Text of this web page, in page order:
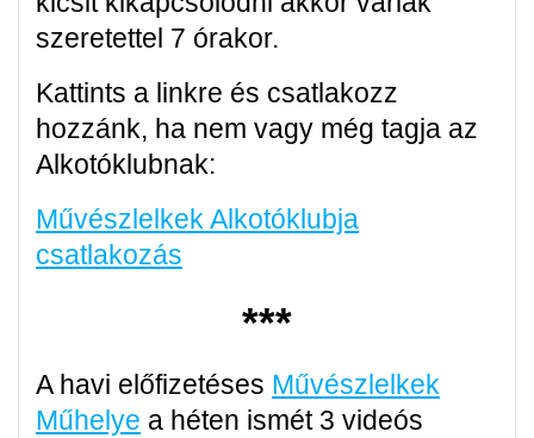
szeretettel 7 órakor.
Kattints a linkre és csatlakozz
hozzánk, ha nem vagy még tagja az
Alkotóklubnak:
Művészlelkek Alkotóklubja
csatlakozás
***
A havi előfizetéses Művészlelkek
Műhelye a héten ismét 3 videós